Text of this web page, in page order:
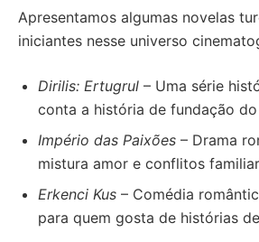
Apresentamos algumas novelas
iniciantes nesse universo
Dirilis: Ertugrul – Uma série
conta a história de fundação
Império das Paixões – Drama
mistura amor e conflitos
Erkenci Kus – Comédia
para quem gosta de histórias